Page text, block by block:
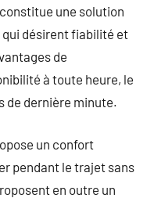
une solution
désirent fiabilité et
de
à toute heure, le
de dernière minute.
un confort
pendant le trajet sans
en outre un